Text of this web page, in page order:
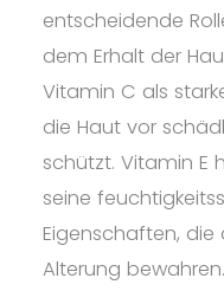
entscheidende
dem Erhalt der
Vitamin C als
die Haut vor
schützt. Vitamin E
seine
Eigenschaften,
Alterung bewahren.